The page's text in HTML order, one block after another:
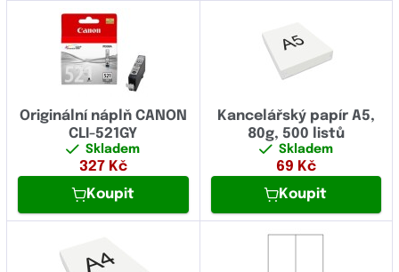
Originální náplň CANON
CLI-521GY
Skladem
327 Kč
Koupit
Kancelářský papír A5,
80g, 500 listů
Skladem
69 Kč
Koupit